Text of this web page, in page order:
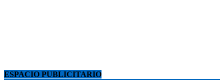
ESPACIO PUBLICITARIO